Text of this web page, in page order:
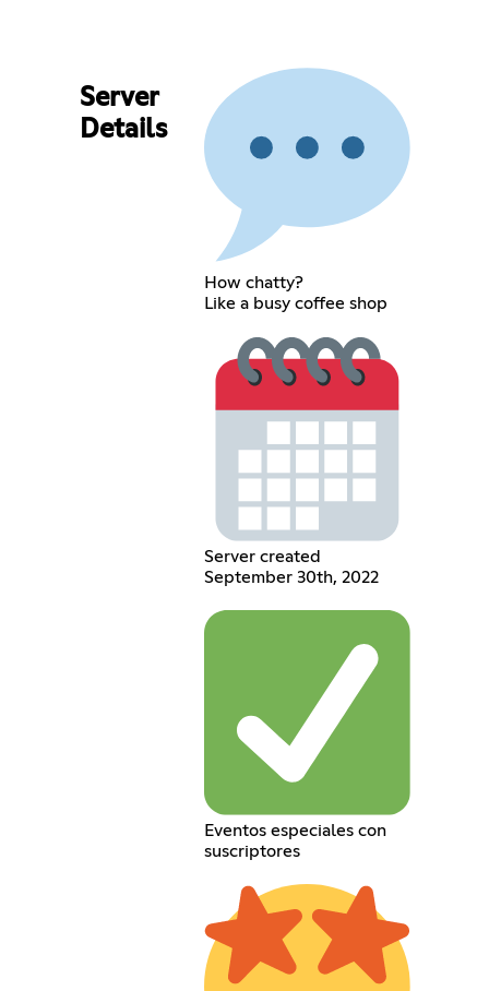
Server
Details
How chatty?
Like a busy coffee shop
Server created
September 30th, 2022
Eventos especiales con
suscriptores